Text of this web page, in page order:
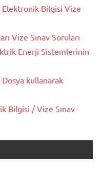
Bilgisi Vize
Vize Sınav Soruları
Enerji Sistemlerinin
kullanarak
Bilgisi / Vize Sınav